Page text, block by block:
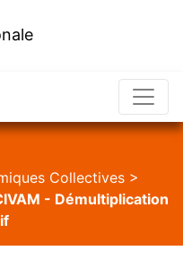
Collectives >
- Démultiplication